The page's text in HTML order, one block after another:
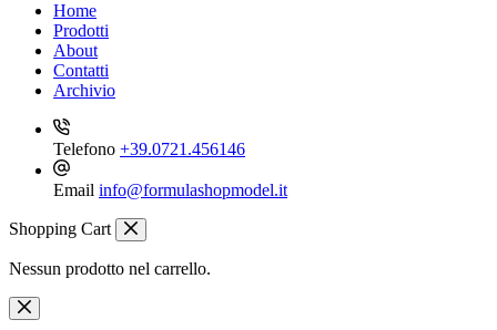
Home
Prodotti
About
Contatti
Archivio
Telefono +39.0721.456146
Email info@formulashopmodel.it
Shopping Cart
Nessun prodotto nel carrello.